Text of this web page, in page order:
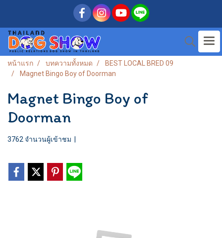
หน้าแรก บทความทั้งหมด
BEST LOCAL BRED 09
Magnet Bingo Boy of Doorman
Magnet Bingo Boy of
Doorman
3762 จำนวนผู้เข้าชม